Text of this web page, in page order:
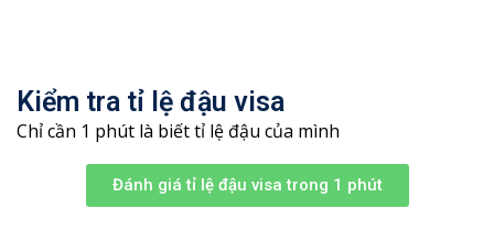
Kiểm tra tỉ lệ đậu visa
Chỉ cần 1 phút là biết tỉ lệ đậu của mình
Đánh giá tỉ lệ đậu visa trong 1 phút